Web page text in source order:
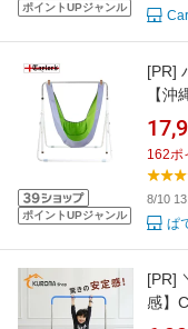
ポイントUPジャンル
ポイントUPジャンル
[PR]
【
162ポ
8/10
ぱ
[PR]
感】